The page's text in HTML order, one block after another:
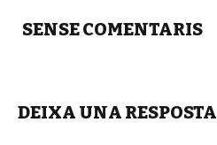
SENSE COMENTARIS
DEIXA UNA RESPOSTA